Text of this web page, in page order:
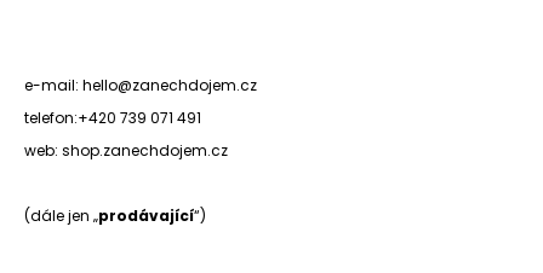
e-mail: hello@zanechdojem.cz
telefon:+420 739 071 491
web: shop.zanechdojem.cz
(dále jen „prodávající“)